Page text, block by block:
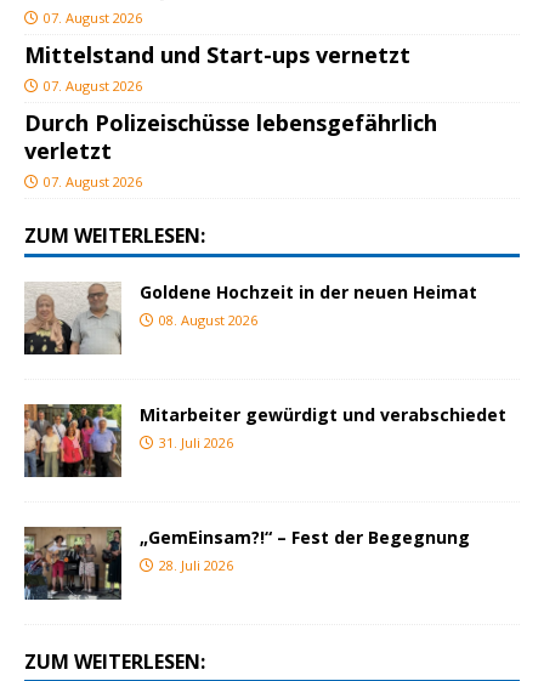
07. August 2026
Mittelstand und Start-ups vernetzt
07. August 2026
Durch Polizeischüsse lebensgefährlich
verletzt
07. August 2026
ZUM WEITERLESEN:
Goldene Hochzeit in der neuen Heimat
08. August 2026
Mitarbeiter gewürdigt und verabschiedet
31. Juli 2026
„GemEinsam?!“ – Fest der Begegnung
28. Juli 2026
ZUM WEITERLESEN: